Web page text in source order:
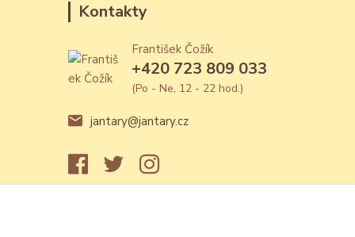
Kontakty
František Čožík
+420 723 809 033
(Po - Ne, 12 - 22 hod.)
jantary@jantary.cz